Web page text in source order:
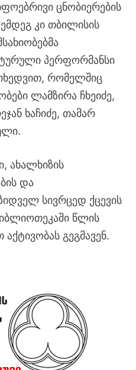
ცნობიერების
კი თბილისის
პერფორმანსი
რომელშიც
ლამზირა ჩხეიძე,
ხაჩიძე, თამარ
ახალხიზის
და
სივრცედ ქცევის
წლის
გეგმავენ.